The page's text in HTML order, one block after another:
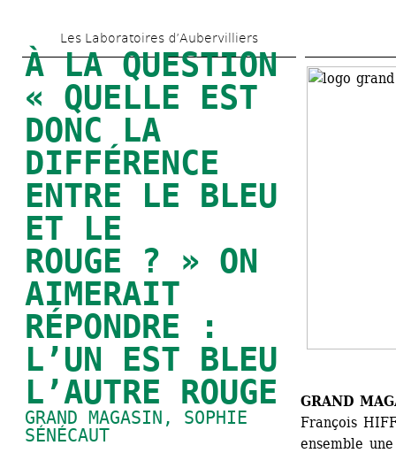
au
contenu
principal
Les Laboratoires d’Aubervilliers
À LA QUESTION
« QUELLE EST
DONC LA
DIFFÉRENCE
ENTRE LE BLEU
ET LE
ROUGE ? » ON
AIMERAIT
RÉPONDRE :
L’UN EST BLEU
L’AUTRE ROUGE
GRAND MAGASIN, SOPHIE
SÉNÉCAUT
GRAND
François
ensemble